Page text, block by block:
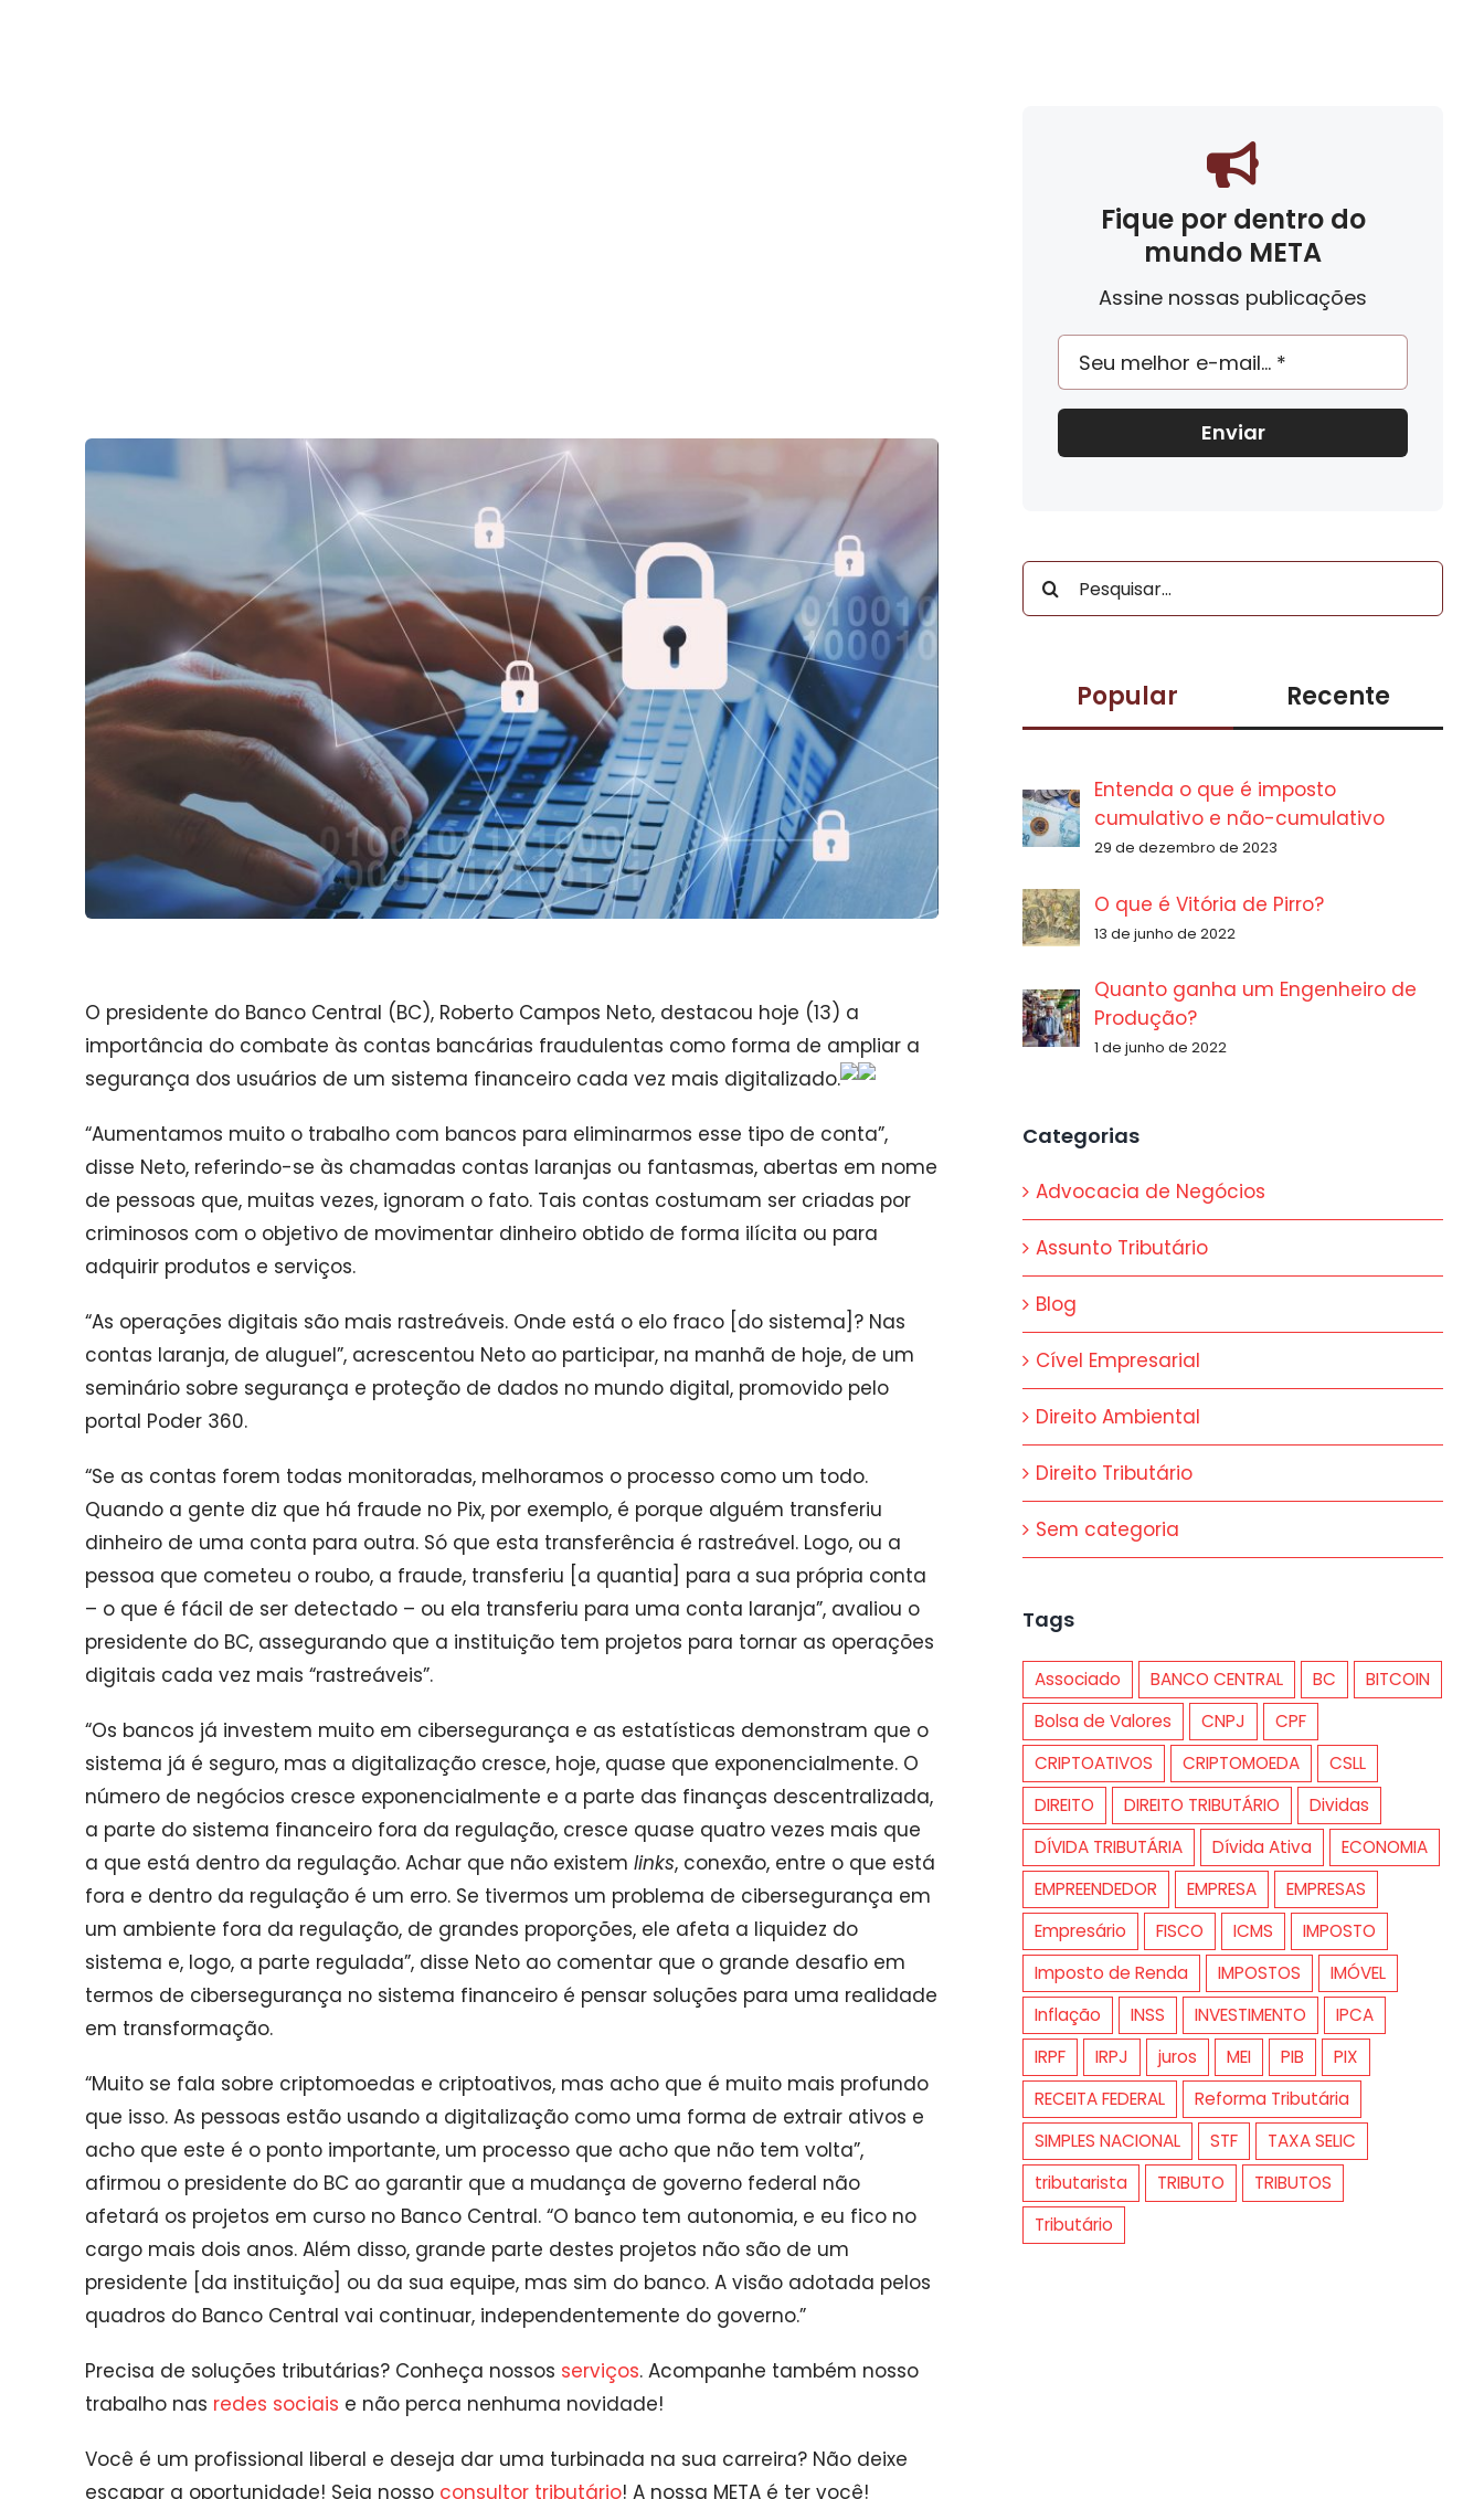
O presidente do Banco Central (BC), Roberto Campos Neto, destacou hoje (13) a
importância do combate às contas bancárias fraudulentas como forma de ampliar a
segurança dos usuários de um sistema financeiro cada vez mais digitalizado.
“Aumentamos muito o trabalho com bancos para eliminarmos esse tipo de conta”,
disse Neto, referindo-se às chamadas contas laranjas ou fantasmas, abertas em nome
de pessoas que, muitas vezes, ignoram o fato. Tais contas costumam ser criadas por
criminosos com o objetivo de movimentar dinheiro obtido de forma ilícita ou para
adquirir produtos e serviços.
“As operações digitais são mais rastreáveis. Onde está o elo fraco [do sistema]? Nas
contas laranja, de aluguel”, acrescentou Neto ao participar, na manhã de hoje, de um
seminário sobre segurança e proteção de dados no mundo digital, promovido pelo
portal Poder 360.
“Se as contas forem todas monitoradas, melhoramos o processo como um todo.
Quando a gente diz que há fraude no Pix, por exemplo, é porque alguém transferiu
dinheiro de uma conta para outra. Só que esta transferência é rastreável. Logo, ou a
pessoa que cometeu o roubo, a fraude, transferiu [a quantia] para a sua própria conta
– o que é fácil de ser detectado – ou ela transferiu para uma conta laranja”, avaliou o
presidente do BC, assegurando que a instituição tem projetos para tornar as operações
digitais cada vez mais “rastreáveis”.
“Os bancos já investem muito em cibersegurança e as estatísticas demonstram que o
sistema já é seguro, mas a digitalização cresce, hoje, quase que exponencialmente. O
número de negócios cresce exponencialmente e a parte das finanças descentralizada,
a parte do sistema financeiro fora da regulação, cresce quase quatro vezes mais que
a que está dentro da regulação. Achar que não existemlinks, conexão, entre o que está
fora e dentro da regulação é um erro. Se tivermos um problema de cibersegurança em
um ambiente fora da regulação, de grandes proporções, ele afeta a liquidez do
sistema e, logo, a parte regulada”, disse Neto ao comentar que o grande desafio em
termos de cibersegurança no sistema financeiro é pensar soluções para uma realidade
em transformação.
“Muito se fala sobre criptomoedas e criptoativos, mas acho que é muito mais profundo
que isso. As pessoas estão usando a digitalização como uma forma de extrair ativos e
acho que este é o ponto importante, um processo que acho que não tem volta”,
afirmou o presidente do BC ao garantir que a mudança de governo federal não
afetará os projetos em curso no Banco Central. “O banco tem autonomia, e eu fico no
cargo mais dois anos. Além disso, grande parte destes projetos não são de um
presidente [da instituição] ou da sua equipe, mas sim do banco. A visão adotada pelos
quadros do Banco Central vai continuar, independentemente do governo.”
Precisa de soluções tributárias? Conheça nossos serviços. Acompanhe também nosso
trabalho nas redes sociais e não perca nenhuma novidade!
Você é um profissional liberal e deseja dar uma turbinada na sua carreira? Não deixe
escapar a oportunidade! Seja nosso consultor tributário! A nossa META é ter você!
Fique por dentro do
mundo META
Assine nossas publicações
Enviar
Buscar
resultados
Popular Recente
Entenda o que é imposto
cumulativo e não-cumulativo
29 de dezembro de 2023
O que é Vitória de Pirro?
13 de junho de 2022
Quanto ganha um Engenheiro de
Produção?
1 de junho de 2022
Categorias
Advocacia de Negócios
Assunto Tributário
Blog
Cível Empresarial
Direito Ambiental
Direito Tributário
Sem categoria
Tags
Associado BANCO CENTRAL BC
BITCOIN
Bolsa de Valores
CNPJ
CPF
CRIPTOATIVOS
CRIPTOMOEDA
CSLL
DIREITO
DIREITO TRIBUTÁRIO
Dividas
DÍVIDA TRIBUTÁRIA
Dívida Ativa
ECONOMIA
EMPREENDEDOR
EMPRESA
EMPRESAS
Empresário
FISCO ICMS
IMPOSTO
Imposto de Renda
IMPOSTOS
IMÓVEL
Inflação
INSS INVESTIMENTO
IPCA
IRPF
IRPJ juros MEI PIB
PIX
RECEITA FEDERAL
Reforma Tributária
SIMPLES NACIONAL
STF
TAXA SELIC
tributarista
TRIBUTO
TRIBUTOS
Tributário